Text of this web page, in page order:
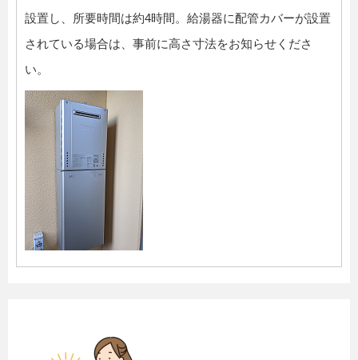
設置し、所要時間は約4時間。給湯器に配管カバーが設置
されている場合は、事前に高さ寸法をお知らせくださ
い。